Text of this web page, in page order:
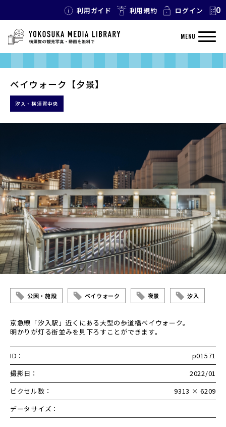
利用ガイド 利用規約 ログイン 0
MENU
ベイウォーク【夕景】
汐入・横須賀中央
公園・施設 ベイウォーク 夜景 汐入
京急線「汐入駅」近くにある大型の歩道橋ベイウォーク。
明かりが灯る街並みを見下ろすことができます。
ID：
p01571
撮影日：
2022/01
ピクセル数：
9313 × 6209
データサイズ：